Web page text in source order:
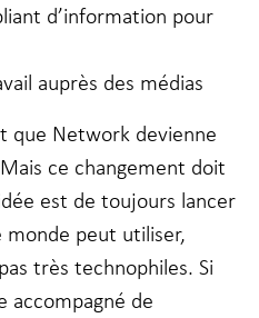
d’information pour
auprès des médias
que Network devienne
ce changement doit
est de toujours lancer
peut utiliser,
très technophiles. Si
accompagné de